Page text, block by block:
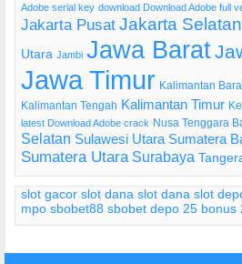
Adobe serial key download Download Adobe full
Jakarta Pusat Jakarta Selatan
Utara Jambi Jawa Barat
Jawa Timur Kalimantan
Kalimantan Tengah Kalimantan Timur
latest Download Adobe crack Nusa Tenggara
Selatan Sulawesi Utara Sumatera
Sumatera Utara Surabaya
slot gacor slot dana slot dana slot
mpo sbobet88 sbobet depo 25 bonus